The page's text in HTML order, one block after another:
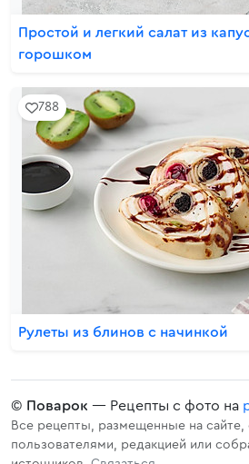
Простой и легкий салат из
горошком
788
Рулеты из блинов с начинкой
© Поварок — Рецепты с фото на
Все рецепты, размещенные на сайте,
пользователями, редакцией или